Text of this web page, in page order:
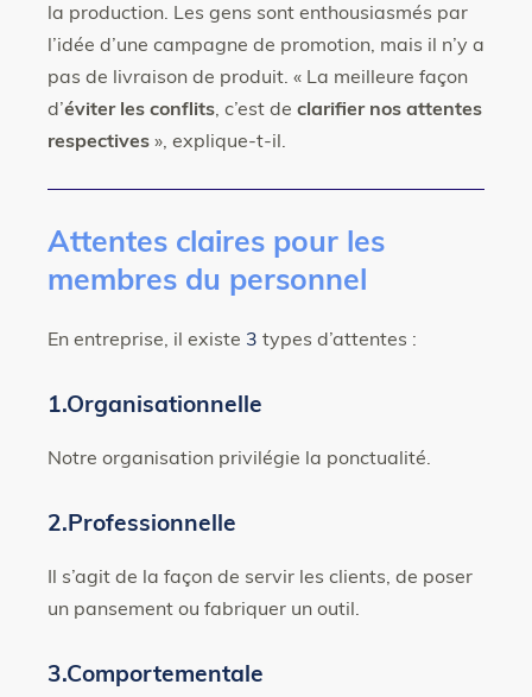
la production. Les gens sont enthousiasmés par
l’idée d’une campagne de promotion, mais il n’y a
pas de livraison de produit. « La meilleure façon
d’éviter les conflits, c’est de clarifier nos attentes
respectives », explique-t-il.
Attentes claires pour les
membres du personnel
En entreprise, il existe 3 types d’attentes :
1.Organisationnelle
Notre organisation privilégie la ponctualité.
2.Professionnelle
Il s’agit de la façon de servir les clients, de poser
un pansement ou fabriquer un outil.
3.Comportementale